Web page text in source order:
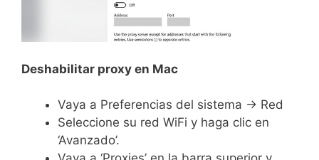
Deshabilitar proxy en Mac
Vaya a Preferencias del sistema -> Red
Seleccione su red WiFi y haga clic en
‘Avanzado’.